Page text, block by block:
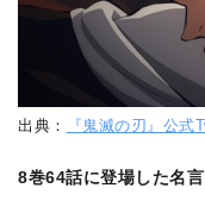
出典： 『鬼滅の刃』公式
8巻64話に登場した名言